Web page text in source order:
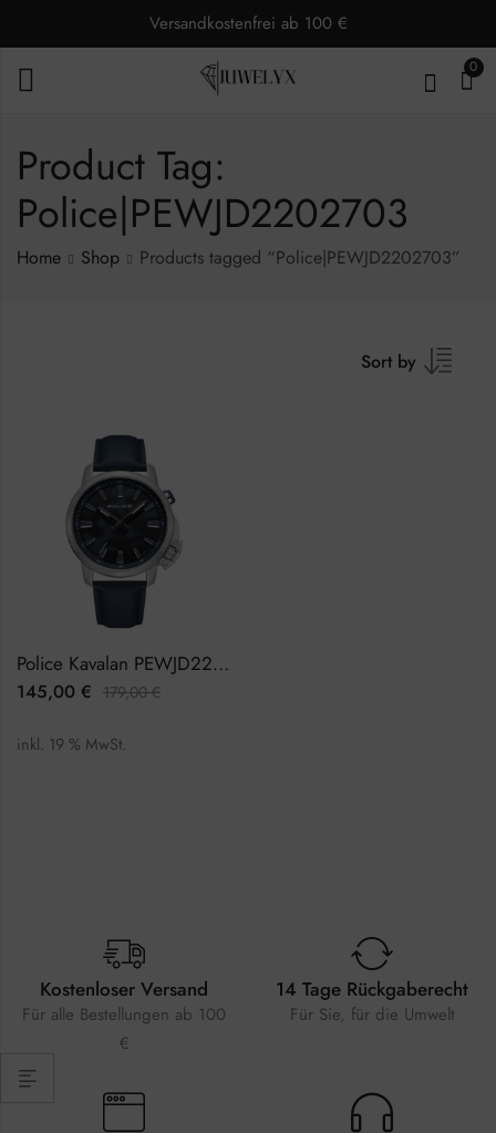
Versandkostenfrei ab 100 €
0
Product Tag:
Police|PEWJD2202703
Home Shop Products tagged “Police|PEWJD2202703”
Sort by
Police Kavalan PEWJD2202703 Herrenuhr
145,00 € 179,00€
inkl. 19 % MwSt.
Kostenloser Versand
Für alle Bestellungen ab 100
€
14 Tage Rückgaberecht
Für Sie, für die Umwelt